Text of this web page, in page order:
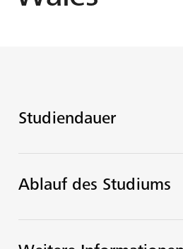
Studiendauer
Ablauf des Studiums